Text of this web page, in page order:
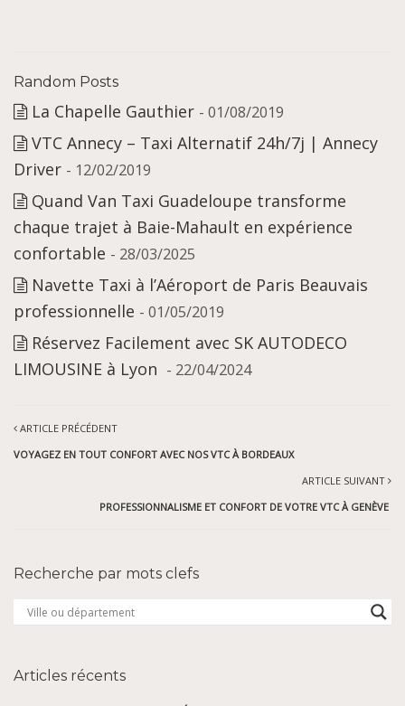
Random Posts
La Chapelle Gauthier - 01/08/2019
VTC Annecy – Taxi Alternatif 24h/7j | Annecy
Driver - 12/02/2019
Quand Van Taxi Guadeloupe transforme
chaque trajet à Baie-Mahault en expérience
confortable - 28/03/2025
Navette Taxi à l’Aéroport de Paris Beauvais
professionnelle - 01/05/2019
Réservez Facilement avec SK AUTODECO
LIMOUSINE à Lyon - 22/04/2024
ARTICLE PRÉCÉDENT
VOYAGEZ EN TOUT CONFORT AVEC NOS VTC À BORDEAUX
ARTICLE SUIVANT
PROFESSIONNALISME ET CONFORT DE VOTRE VTC À GENÈVE
Recherche par mots clefs
Articles récents